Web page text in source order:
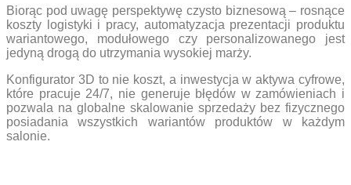
Biorąc pod uwagę perspektywę czysto biznesową – rosnące
koszty logistyki i pracy, automatyzacja prezentacji produktu
wariantowego, modułowego czy personalizowanego jest
jedyną drogą do utrzymania wysokiej marży.
Konfigurator 3D to nie koszt, a inwestycja w aktywa cyfrowe,
które pracuje 24/7, nie generuje błędów w zamówieniach i
pozwala na globalne skalowanie sprzedaży bez fizycznego
posiadania wszystkich wariantów produktów w każdym
salonie.